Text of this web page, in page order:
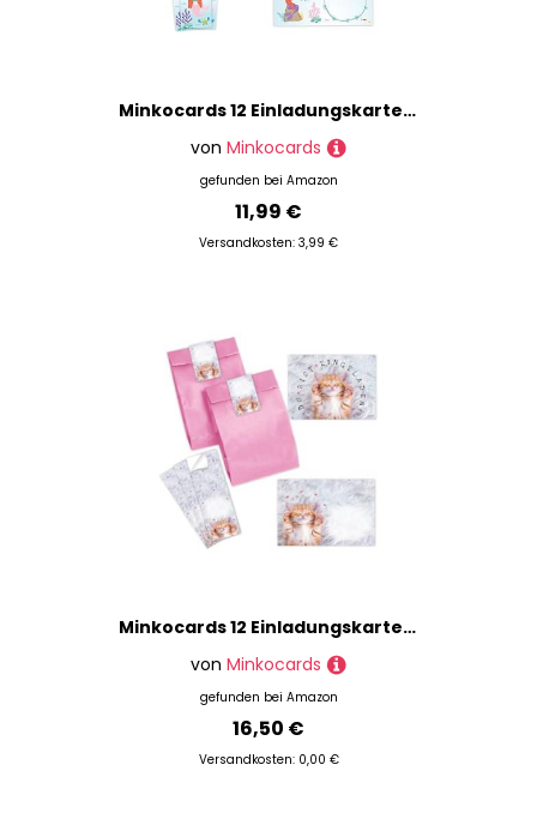
Minkocards 12 Einladungskarten zum Kindergeburtstag Mädchen Meerjungfrau incl. 12 Umschläge, 12 Partytüten/petrol, 12 Aufkleber, 12 Lesezeichen Einladungsset
von Minkocards
gefunden bei Amazon
11,99 €
Versandkosten: 3,99 €
Minkocards 12 Einladungskarten zum Kindergeburtstag Mädchen Katze Einladungen zum Mädchengeburtstag incl. 12 Umschläge, 12 Partytüten/rosa, 12 Aufkleber
von Minkocards
gefunden bei Amazon
16,50 €
Versandkosten: 0,00 €